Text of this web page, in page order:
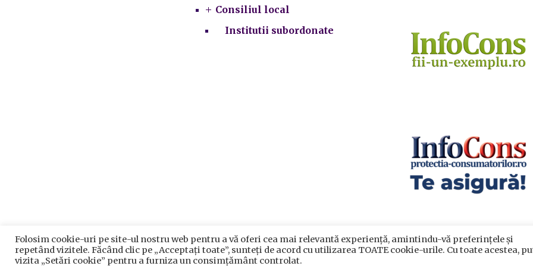
Consiliul local
Institutii subordonate
Prelucrarea datelor cu caracter personal |Politica de utilizare
Primăria Sectorului 5 București
2021. Toate drepturile rezervate.
Folosim cookie-uri pe site-ul nostru web pentru a vă oferi cea mai relevantă experiență, amintindu-vă preferințele și
repetând vizitele. Făcând clic pe „Acceptați toate”, sunteți de acord cu utilizarea TOATE cookie-urile. Cu toate acestea,
vizita „Setări cookie” pentru a furniza un consimțământ controlat.